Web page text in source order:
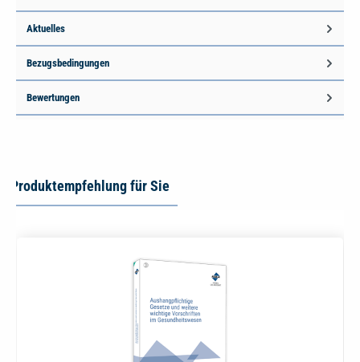
Aktuelles
Bezugsbedingungen
Bewertungen
Produktempfehlung für Sie